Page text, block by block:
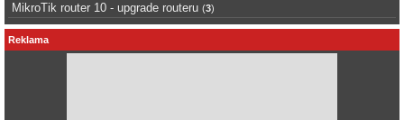
MikroTik router 10 - upgrade routeru (3)
Reklama